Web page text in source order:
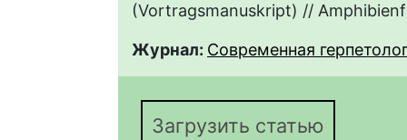
(Vortragsmanuskript) //
Журнал: Современная
Загрузить статью